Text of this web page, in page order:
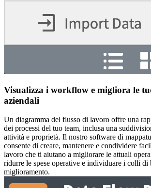
Visualizza i workflow e migliora le
aziendali
Un diagramma del flusso di lavoro offre una
dei processi del tuo team, inclusa una
attività e proprietà. Il nostro software di
consente di creare, mantenere e condividere
lavoro che ti aiutano a migliorare le attuali
ridurre le spese operative e individuare i colli di
miglioramento.